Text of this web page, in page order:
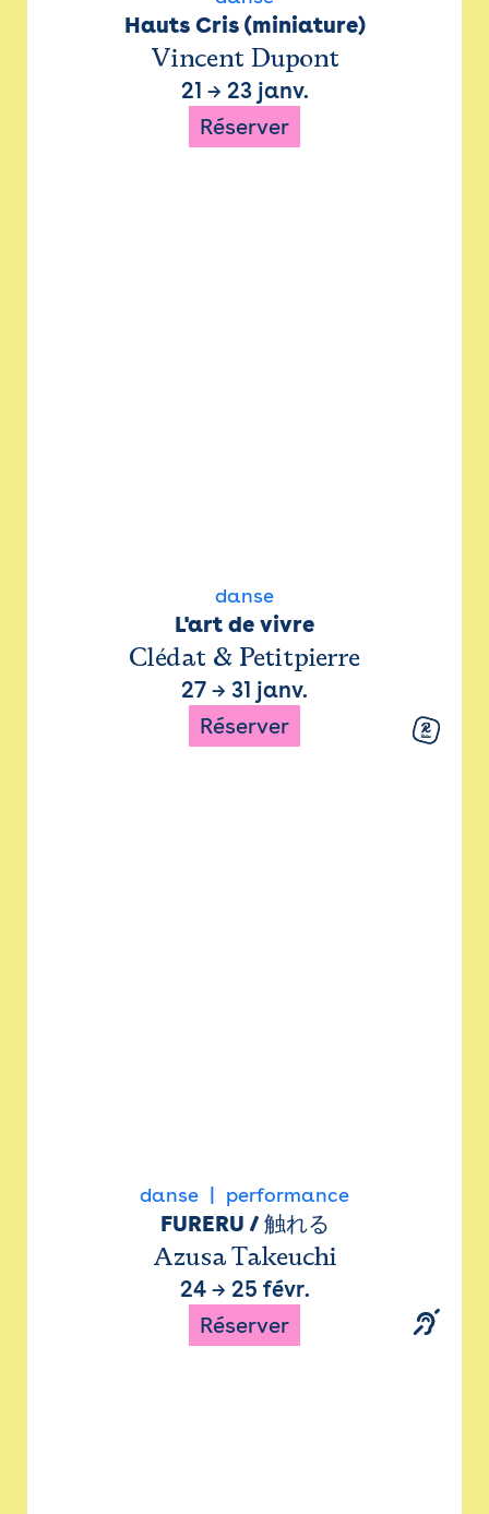
Hauts Cris (miniature)
Vincent Dupont
21 → 23 janv.
Réserver
danse
L'art de vivre
Clédat & Petitpierre
27 → 31 janv.
Réserver
danse performance
FURERU / 触れる
Azusa Takeuchi
24→ 25 févr.
Réserver